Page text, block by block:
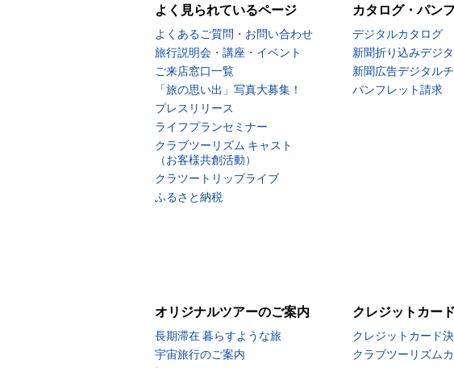
よく見られているページ
よくあるご質問・お問い合わせ
旅行説明会・講座・イベント
ご来店窓口一覧
「旅の思い出」写真大募集！
プレスリリース
ライフプランセミナー
クラブツーリズム キャスト
（お客様共創活動）
クラツートリップライブ
ふるさと納税
カタログ・パン
デジタルカタログ
新聞折り込みデジ
新聞広告デジタル
パンフレット請求
オリジナルツアーのご案内
長期滞在 暮らすような旅
宇宙旅行のご案内
クレジットカー
クレジットカード
クラブツーリズム